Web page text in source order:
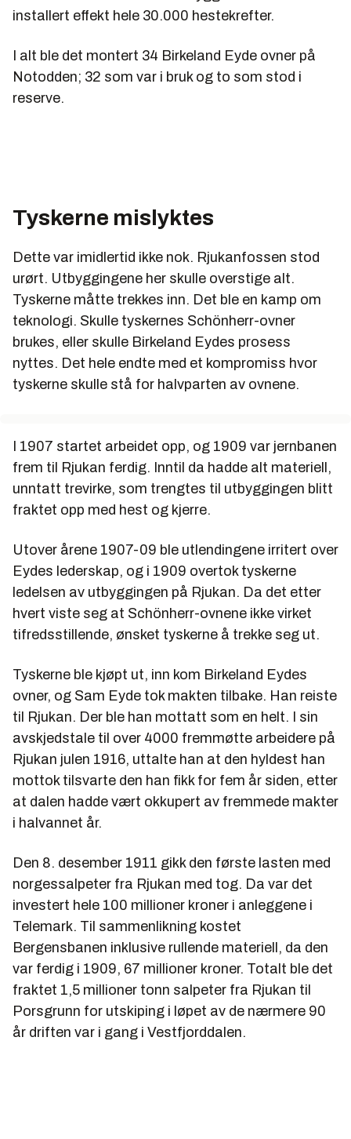
installert effekt hele 30.000 hestekrefter.
I alt ble det montert 34 Birkeland Eyde ovner på
Notodden; 32 som var i bruk og to som stod i
reserve.
Tyskerne mislyktes
Dette var imidlertid ikke nok. Rjukanfossen stod
urørt. Utbyggingene her skulle overstige alt.
Tyskerne måtte trekkes inn. Det ble en kamp om
teknologi. Skulle tyskernes Schönherr-ovner
brukes, eller skulle Birkeland Eydes prosess
nyttes. Det hele endte med et kompromiss hvor
tyskerne skulle stå for halvparten av ovnene.
I 1907 startet arbeidet opp, og 1909 var jernbanen
frem til Rjukan ferdig. Inntil da hadde alt materiell,
unntatt trevirke, som trengtes til utbyggingen blitt
fraktet opp med hest og kjerre.
Utover årene 1907-09 ble utlendingene irritert over
Eydes lederskap, og i 1909 overtok tyskerne
ledelsen av utbyggingen på Rjukan. Da det etter
hvert viste seg at Schönherr-ovnene ikke virket
tifredsstillende, ønsket tyskerne å trekke seg ut.
Tyskerne ble kjøpt ut, inn kom Birkeland Eydes
ovner, og Sam Eyde tok makten tilbake. Han reiste
til Rjukan. Der ble han mottatt som en helt. I sin
avskjedstale til over 4000 fremmøtte arbeidere på
Rjukan julen 1916, uttalte han at den hyldest han
mottok tilsvarte den han fikk for fem år siden, etter
at dalen hadde vært okkupert av fremmede makter
i halvannet år.
Den 8. desember 1911 gikk den første lasten med
norgessalpeter fra Rjukan med tog. Da var det
investert hele 100 millioner kroner i anleggene i
Telemark. Til sammenlikning kostet
Bergensbanen inklusive rullende materiell, da den
var ferdig i 1909, 67 millioner kroner. Totalt ble det
fraktet 1,5 millioner tonn salpeter fra Rjukan til
Porsgrunn for utskiping i løpet av de nærmere 90
år driften var i gang i Vestfjorddalen.